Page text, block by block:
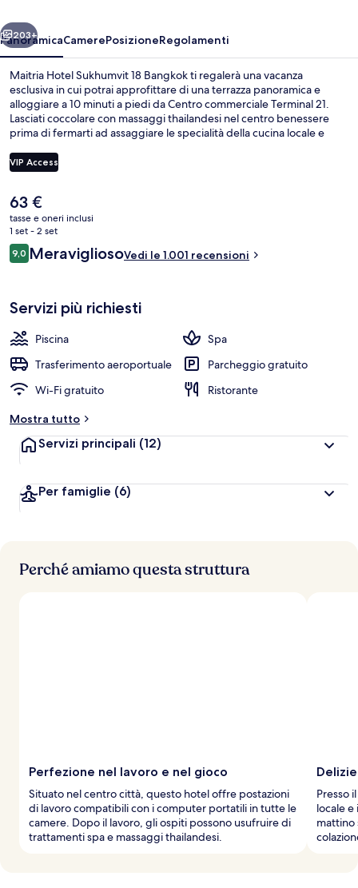
Avanti
203+
PanoramicaCamerePosizioneRegolamenti
Maitria Hotel Sukhumvit 18 Bangkok ti regalerà una vacanza
esclusiva in cui potrai approfittare di una terrazza panoramica e
alloggiare a 10 minuti a piedi da Centro commerciale Terminal 21.
Lasciati coccolare con massaggi thailandesi nel centro benessere
prima di fermarti ad assaggiare le specialità della cucina locale e
cena. Troverai anche una piscina all'aperto e un centro fitness,
mentre le dotazioni in camera includono frigoriferi e microonde. Gli
invidiabile. La struttura è una comoda base per spostarsi con i mezzi
pubblici: Stazione di Sukhumvit si trova a 6 min a piedi e Stazione di
Asok BTS a 6.
VIP Access
Il
prezzo
attuale
è
63 €
63 €
tasse e oneri inclusi
1 set - 2 set
Recensioni
9,09,0 su 10
MeravigliosoVedi le 1.001 recensioni
Servizi più richiesti
Piscina
Spa
Trasferimento aeroportuale
Parcheggio gratuito
Wi-Fi gratuito
Ristorante
Mostra tutto
Servizi principali (12)
Per famiglie (6)
Perché amiamo questa struttura
Perfezione nel lavoro e nel gioco
Situato nel centro città, questo hotel offre postazioni
di lavoro compatibili con i computer portatili in tutte le
camere. Dopo il lavoro, gli ospiti possono usufruire di
trattamenti spa e massaggi thailandesi.
Presso
locale
mattino